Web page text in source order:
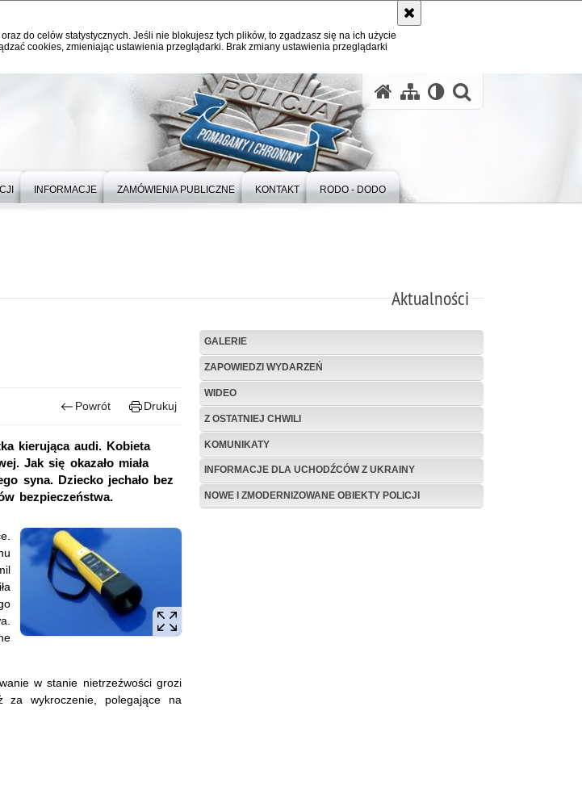
do celów statystycznych. Jeśli nie blokujesz tych plików, to zgadzasz się na ich użycie
cookies, zmieniając ustawienia przeglądarki. Brak zmiany ustawienia przeglądarki
INFORMACJE ZAMÓWIENIA PUBLICZNE KONTAKT RODO - DODO
Aktualności
Powrót Drukuj
kierująca audi. Kobieta
Jak się okazało miała
syna. Dziecko jechało bez
bezpieczeństwa.
w stanie nietrzeźwości grozi
wykroczenie, polegające na
GALERIE
ZAPOWIEDZI WYDARZEŃ
WIDEO
Z OSTATNIEJ CHWILI
KOMUNIKATY
INFORMACJE DLA UCHODŹCÓW Z UKRAINY
NOWE I ZMODERNIZOWANE OBIEKTY POLICJI